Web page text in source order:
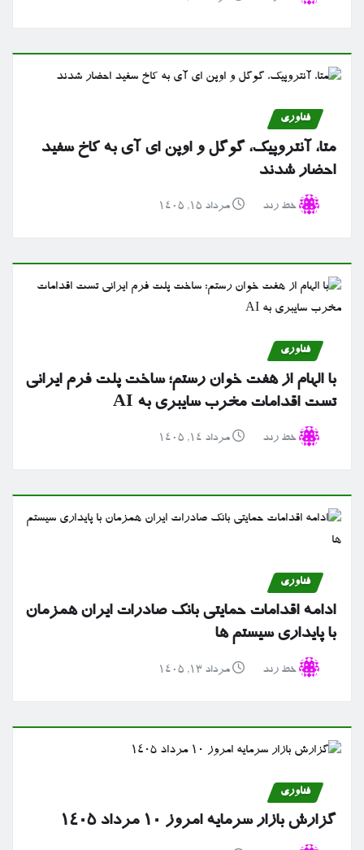
فناوری
متا، آنتروپیک، گوگل و اوپن ای آی به کاخ سفید
احضار شدند
خط رند مرداد ۱۵, ۱۴۰۵
فناوری
با الهام از هفت خوان رستم؛ ساخت پلت فرم ایرانی
تست اقدامات مخرب سایبری به AI
خط رند مرداد ۱۴, ۱۴۰۵
فناوری
ادامه اقدامات حمایتی بانک صادرات ایران همزمان
با پایداری سیستم ها
خط رند مرداد ۱۳, ۱۴۰۵
فناوری
گزارش بازار سرمایه امروز ۱۰ مرداد ۱۴۰۵